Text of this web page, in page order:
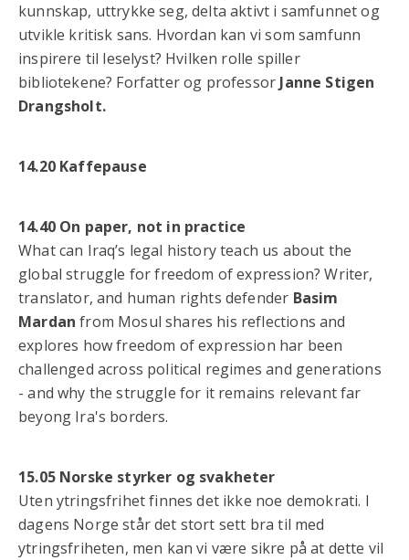
kunnskap, uttrykke seg, delta aktivt i samfunnet og
utvikle kritisk sans. Hvordan kan vi som samfunn
inspirere til leselyst? Hvilken rolle spiller
bibliotekene? Forfatter og professor Janne Stigen
Drangsholt.
14.20 Kaffepause
14.40 On paper, not in practice
What can Iraq’s legal history teach us about the
global struggle for freedom of expression? Writer,
translator, and human rights defender Basim
Mardanfrom Mosul shares his reflections and
explores how freedom of expression har been
challenged across political regimes and generations
- and why the struggle for it remains relevant far
beyong Ira's borders.
15.05 Norske styrker og svakheter
Uten ytringsfrihet finnes det ikke noe demokrati. I
dagens Norge står det stort sett bra til med
ytringsfriheten, men kan vi være sikre på at dette vil